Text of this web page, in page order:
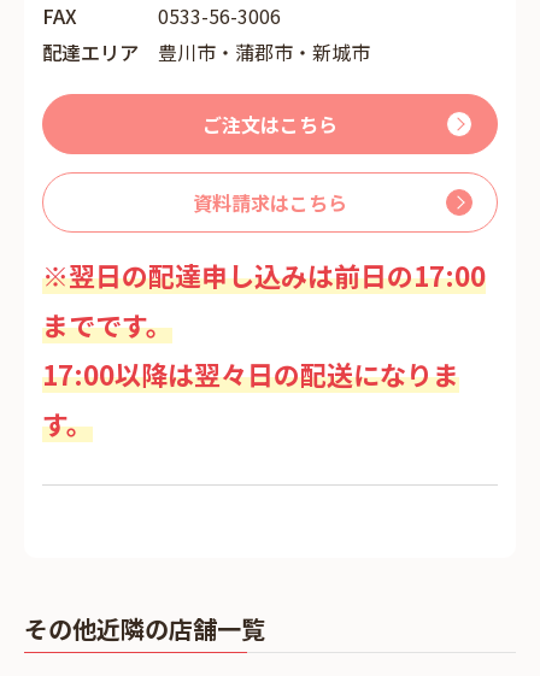
FAX
0533-56-3006
配達エリア
豊川市・蒲郡市・新城市
ご注文はこちら
資料請求はこちら
※翌日の配達申し込みは前日の17:00
までです。
17:00以降は翌々日の配送になりま
す。
その他近隣の店舗一覧